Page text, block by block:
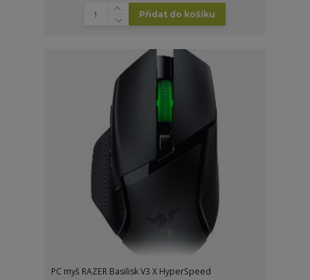
Přidat do košíku
PC myš RAZER Basilisk V3 X HyperSpeed